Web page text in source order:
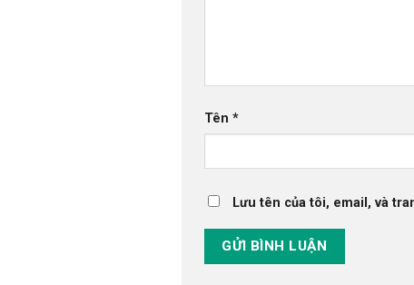
Tên *
Lưu tên của tôi, email, và